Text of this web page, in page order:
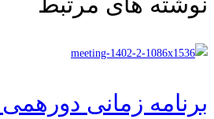
برنامه زمانی